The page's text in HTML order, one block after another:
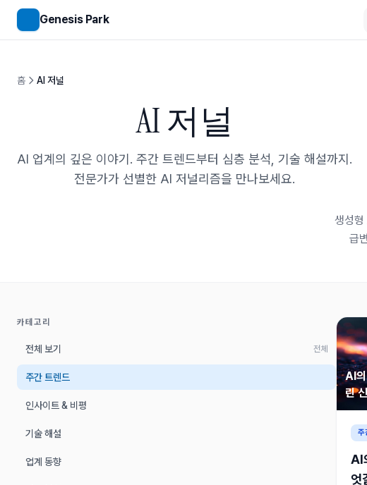
메인 콘텐츠로 건너뛰기
Genesis Park
홈 AI 저널
AI 저널
AI 업계의 깊은 이야기. 주간 트렌드부터 심층 분석, 기술 해설까지.
전문가가 선별한 AI 저널리즘을 만나보세요.
생성
급
카테고리
전체 보기 전체
주간 트렌드
인사이트 & 비평
기술 해설
업계 동향
AI
린
을
주
AI
엇